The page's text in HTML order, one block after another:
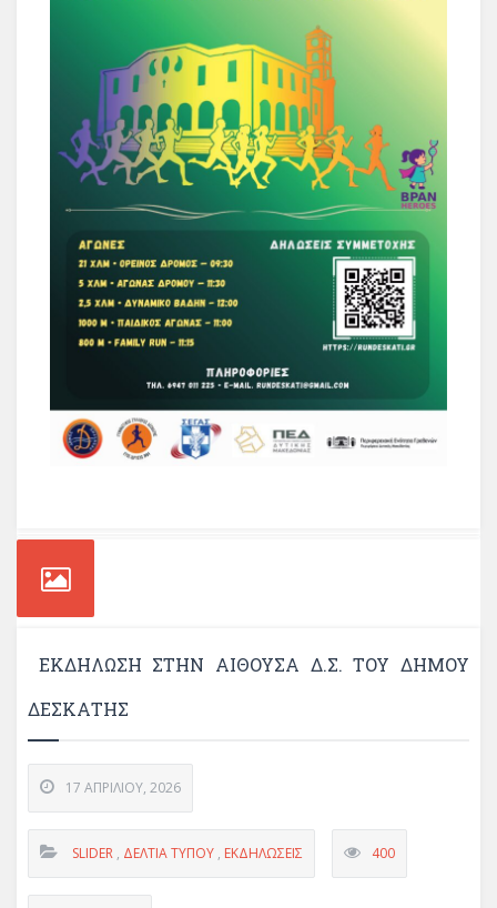
ΕΚΔΗΛΩΣΗ ΣΤΗΝ ΑΙΘΟΥΣΑ Δ.Σ. ΤΟΥ ΔΗΜΟΥ
ΔΕΣΚΑΤΗΣ
17 ΑΠΡΙΛΊΟΥ, 2026
SLIDER , ΔΕΛΤΊΑ ΤΎΠΟΥ , ΕΚΔΗΛΏΣΕΙΣ 400